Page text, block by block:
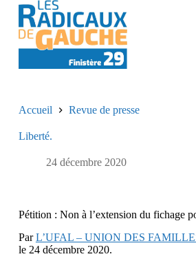
n
Accueil Revue de presse
Liberté.
24 décembre 2020
Pétition : Non à l’extension du fichage
ParL’UFAL – UNION DES
le 24 décembre 2020.